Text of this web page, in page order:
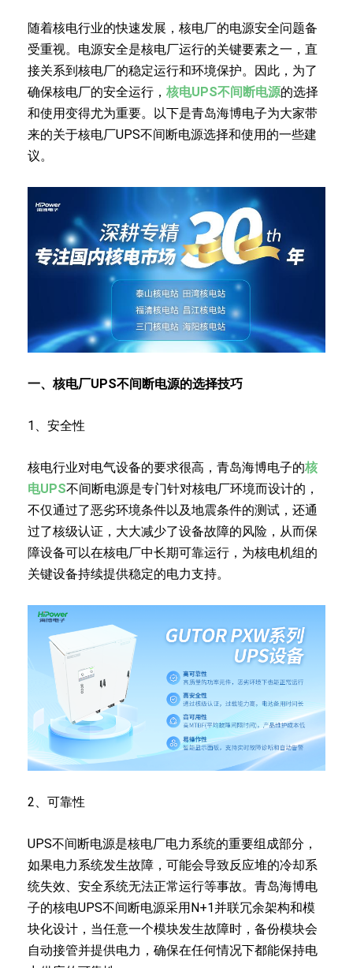
随着核电行业的快速发展，核电厂的电源安全问题备
受重视。电源安全是核电厂运行的关键要素之一，直
接关系到核电厂的稳定运行和环境保护。因此，为了
确保核电厂的安全运行， 核电UPS不间断电源的选择
和使用变得尤为重要。以下是青岛海博电子为大家带
来的关于核电厂UPS不间断电源选择和使用的一些建
议。
一、核电厂UPS不间断电源的选择技巧
1、安全性
核电行业对电气设备的要求很高，青岛海博电子的核
电UPS不间断电源是专门针对核电厂环境而设计的，
不仅通过了恶劣环境条件以及地震条件的测试，还通
过了核级认证，大大减少了设备故障的风险，从而保
障设备可以在核电厂中长期可靠运行，为核电机组的
关键设备持续提供稳定的电力支持。
2、可靠性
UPS不间断电源是核电厂电力系统的重要组成部分，
如果电力系统发生故障，可能会导致反应堆的冷却系
统失效、安全系统无法正常运行等事故。青岛海博电
子的核电UPS不间断电源采用N+1并联冗余架构和模
块化设计，当任意一个模块发生故障时，备份模块会
自动接管并提供电力，确保在任何情况下都能保持电